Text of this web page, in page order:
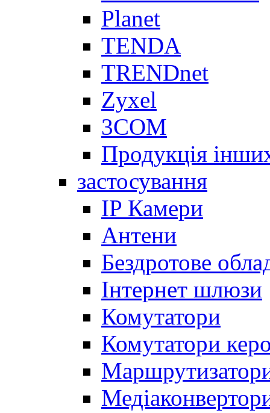
Planet
TENDA
TRENDnet
Zyxel
3COM
Продукція
застосування
IP Камери
Антени
Бездротове
Інтернет шлюзи
Комутатори
Комутатори